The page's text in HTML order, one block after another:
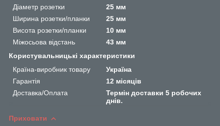
Діаметр розетки
25 мм
Ширина розетки/планки
25 мм
Висота розетки/планки
10 мм
Міжосьова відстань
43 мм
Користувальницькі характеристики
Країна-виробник товару
Україна
Гарантія
12 місяців
Доставка/Оплата
Термін доставки 5 робочих
днів.
Приховати